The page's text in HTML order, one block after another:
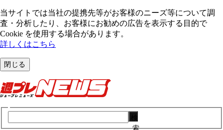
当サイトでは当社の提携先等がお客様のニーズ等について調
査・分析したり、お客様にお勧めの広告を表⽰する⽬的で
Cookie を使⽤する場合があります。
詳しくはこちら
閉じる
索